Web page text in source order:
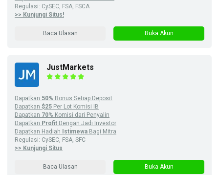
Regulasi: CySEC, FSA, FSCA
>> Kunjungi Situs!
Baca Ulasan Buka Akun
JustMarkets
Dapatkan 50% Bonus Setiap Deposit
Dapatkan $25 Per Lot Komisi IB
Dapatkan 70% Komisi dari Penyalin
Dapatkan Profit Dengan Jadi Investor
Dapatkan Hadiah Istimewa Bagi Mitra
Regulasi: CySEC, FSA, SFC
>> Kunjungi Situs
Baca Ulasan Buka Akun